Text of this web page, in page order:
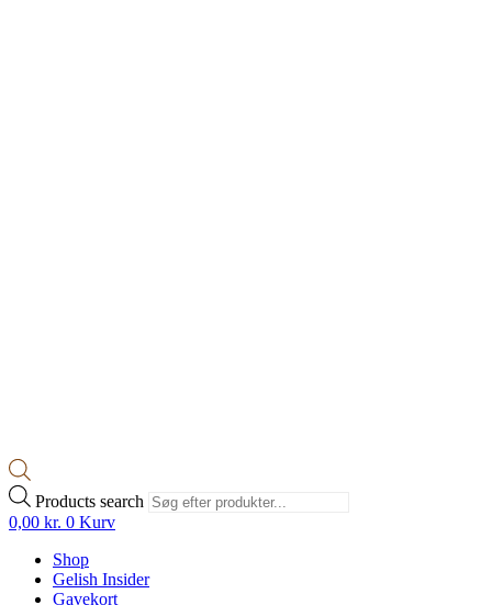
Products search
0,00 kr. 0 Kurv
Shop
Gelish Insider
Gavekort